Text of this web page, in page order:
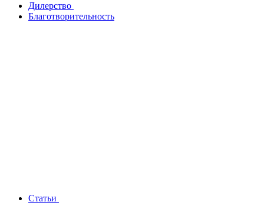
Дилерство
Благотворительность
Статьи